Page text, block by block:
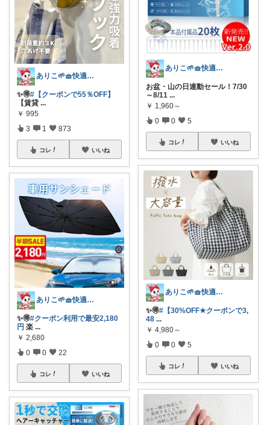
ありこ🌱🧺快適な暮らし雑貨🌻
✨️🉐#【クーポンで55％OFF】
【賃貸 ...
￥ 995
3 1 873
コレ いいね
ありこ🌱🧺快適な暮らし雑貨🌻
✨️🉐#クーポン利用で最安2,180
円 楽 ...
￥ 2,680
0 0 22
コレ いいね
ありこ🌱🧺快適な暮らし雑貨🌻
お盆・山の日連動セール！7/30
～8/11 ...
￥ 1,960～
0 0 5
コレ いいね
ありこ🌱🧺快適な暮らし雑貨🌻
✨️🉐#【30%OFF★クーポンで3,
48 ...
￥ 4,980～
0 0 5
コレ いいね